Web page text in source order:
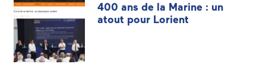
400 ans de la Marine : un
atout pour Lorient